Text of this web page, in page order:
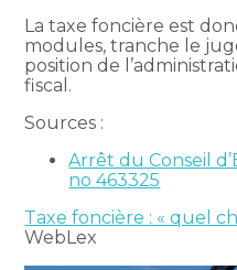
La taxe foncière est
modules, tranche le
position de
fiscal.
Sources :
Arrêt du Conseil
no 463325
Taxe foncière : « quel
WebLex